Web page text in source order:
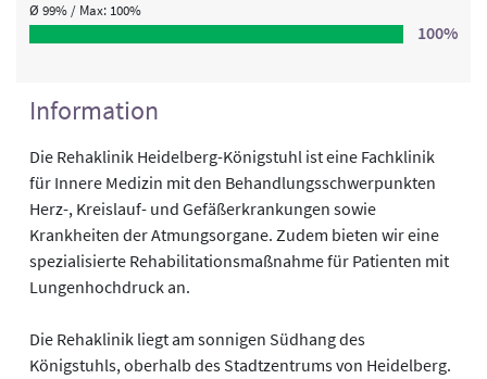
Ø 99% / Max: 100%
100%
Information
Die Rehaklinik Heidelberg-Königstuhl ist eine Fachklinik
für Innere Medizin mit den Behandlungsschwerpunkten
Herz-, Kreislauf- und Gefäßerkrankungen sowie
Krankheiten der Atmungsorgane. Zudem bieten wir eine
spezialisierte Rehabilitationsmaßnahme für Patienten mit
Lungenhochdruck an.
Die Rehaklinik liegt am sonnigen Südhang des
Königstuhls, oberhalb des Stadtzentrums von Heidelberg.